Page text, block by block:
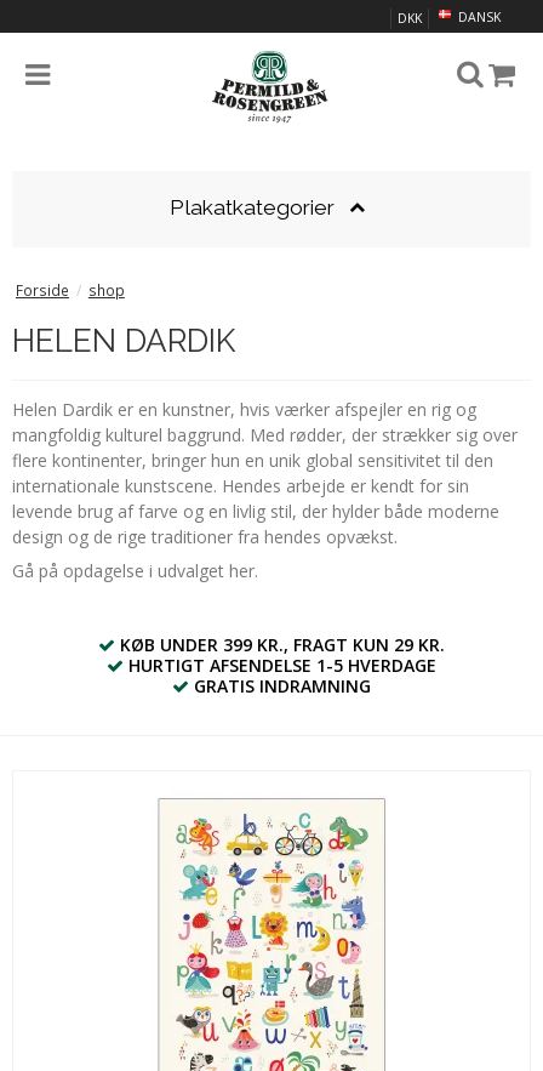
DANSK
DKK
Plakatkategorier
Forside / shop
HELEN DARDIK
Helen Dardik er en kunstner, hvis værker afspejler en rig og
mangfoldig kulturel baggrund. Med rødder, der strækker sig over
flere kontinenter, bringer hun en unik global sensitivitet til den
internationale kunstscene. Hendes arbejde er kendt for sin
levende brug af farve og en livlig stil, der hylder både moderne
design og de rige traditioner fra hendes opvækst.
Gå på opdagelse i udvalget her.
KØB UNDER 399 KR., FRAGT KUN 29 KR.
HURTIGT AFSENDELSE 1-5 HVERDAGE
GRATIS INDRAMNING